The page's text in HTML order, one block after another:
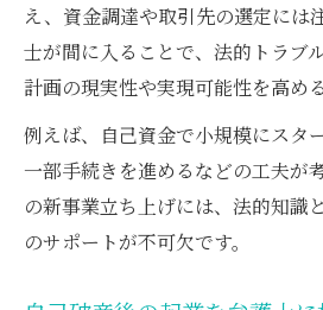
え、資金調達や取引先の選定には
士が間に入ることで、法的トラブ
計画の現実性や実現可能性を高め
例えば、自己資金で小規模にスタ
一部手続きを進めるなどの工夫が
の新事業立ち上げには、法的知識
のサポートが不可欠です。